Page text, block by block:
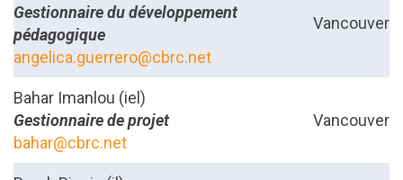
Gestionnaire du développement
pédagogique
angelica.guerrero@cbrc.net
Vancouver
Bahar Imanlou (iel)
Gestionnaire de projet
bahar@cbrc.net
Vancouver